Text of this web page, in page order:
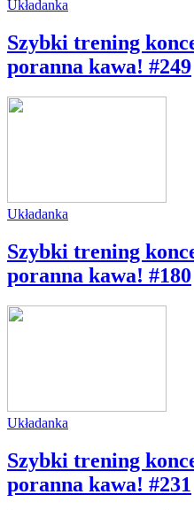
Układanka
Szybki trening
poranna kawa! #249
Układanka
Szybki trening
poranna kawa! #180
Układanka
Szybki trening
poranna kawa! #231